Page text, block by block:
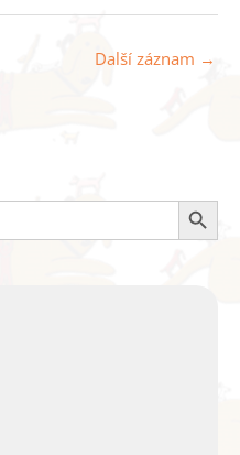
Další záznam →
Search Button